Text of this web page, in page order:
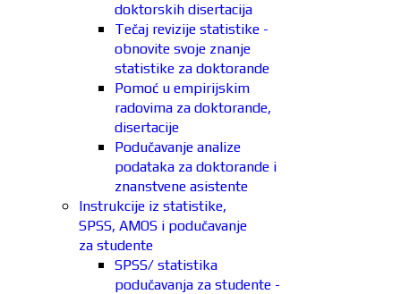
doktorskih disertacija
Tečaj revizije statistike -
obnovite svoje znanje
statistike za doktorande
Pomoć u empirijskim
radovima za doktorande,
disertacije
Podučavanje analize
podataka za doktorande i
znanstvene asistente
Instrukcije iz statistike,
SPSS, AMOS i podučavanje
za studente
SPSS/ statistika
podučavanja za studente -